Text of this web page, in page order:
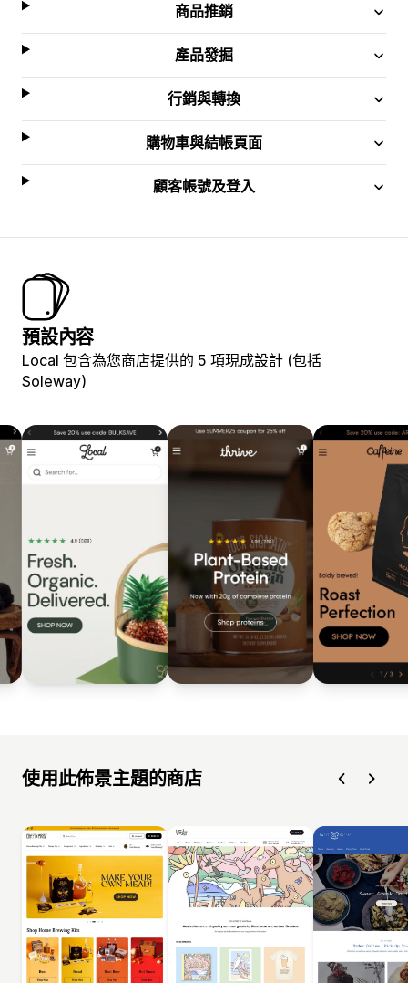
商品推銷
產品發掘
行銷與轉換
購物車與結帳頁面
顧客帳號及登入
預設內容
Local 包含為您商店提供的 5 項現成設計 (包括
Soleway)
使用此佈景主題的商店